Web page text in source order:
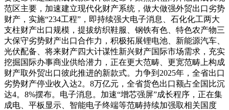
范区主要，加速建立现代化财产系统，做大做强外贸出口劣势
财产，实施“234工程”，即持续强大电子消息、石化化工两大
支柱财产出口规模，提拔纺织鞋服、钢铁有色、特色农产物三
大保守劣势财产出口合作力，积极拓展锂电池、新能源汽车、
光伏配备、将来财产四大计谋性新兴财产国际市场需求，充实
挖掘国际办事商业供给潜力，正在更大范畴、更宽范畴上构成
财产取外贸出口彼此推进的新款式。力争到2025年，全省出口
劣势财产停业收入达2。8万亿元，全省货色出口额占全国比沉
达4。8%摆布。电子消息。加速“增芯强屏”成长程序，正在集
成电、平板显示、智能电子终端等范畴持续加强取相关国度